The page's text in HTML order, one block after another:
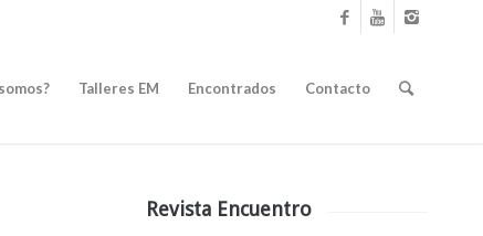
Talleres EM Encontrados Contacto
Revista Encuentro